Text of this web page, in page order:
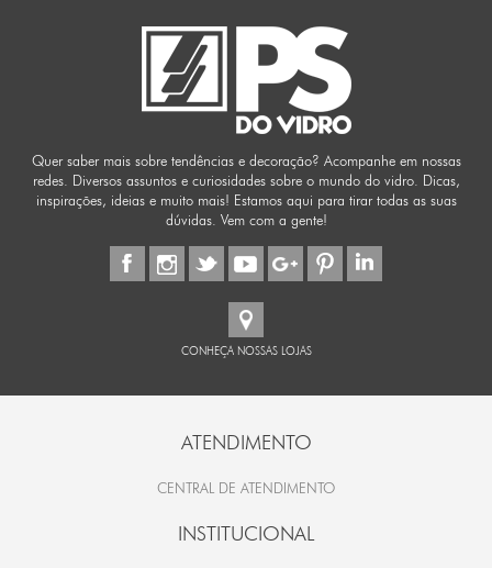
Quer saber mais sobre tendências e decoração? Acompanhe em nossas
redes. Diversos assuntos e curiosidades sobre o mundo do vidro. Dicas,
inspirações, ideias e muito mais! Estamos aqui para tirar todas as suas
dúvidas. Vem com a gente!
CONHEÇA NOSSAS LOJAS
ATENDIMENTO
CENTRAL DE ATENDIMENTO
INSTITUCIONAL